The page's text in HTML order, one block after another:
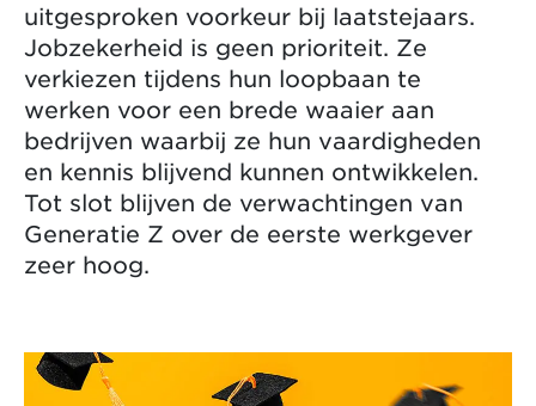
uitgesproken voorkeur bij laatstejaars.
Jobzekerheid is geen prioriteit. Ze
verkiezen tijdens hun loopbaan te
werken voor een brede waaier aan
bedrijven waarbij ze hun vaardigheden
en kennis blijvend kunnen ontwikkelen.
Tot slot blijven de verwachtingen van
Generatie Z over de eerste werkgever
zeer hoog.